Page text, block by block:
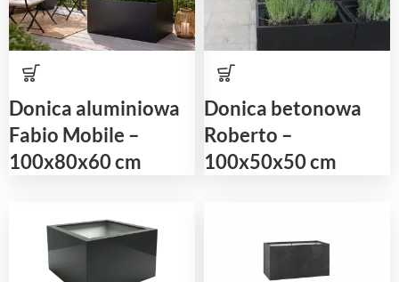
Donica aluminiowa
Fabio Mobile –
100x80x60 cm
Donica betonowa
Roberto –
100x50x50 cm